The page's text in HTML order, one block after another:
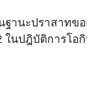
ฐานะปราสาท
นปฎิบัติการโอ